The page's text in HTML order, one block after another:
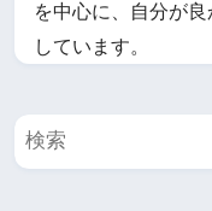
を中心に、自分が
しています。